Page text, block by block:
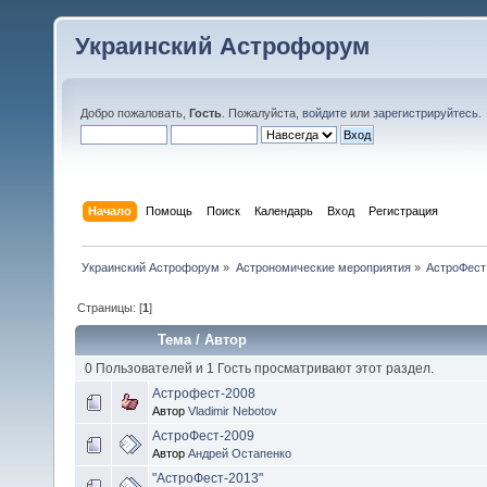
Украинский Астрофорум
Добро пожаловать, Гость . Пожалуйста, войдите или зарегистрируйтесь
Начало Помощь Поиск Календарь Вход Регистрация
Украинский Астрофорум » Астрономические мероприятия» АстроФест
Страницы: [1]
Тема/Автор
0 Пользователей и 1 Гость просматривают этот раздел.
Астрофест-2008
Автор Vladimir Nebotov
АстроФест-2009
Автор Андрей Остапенко
"АстроФест-2013"